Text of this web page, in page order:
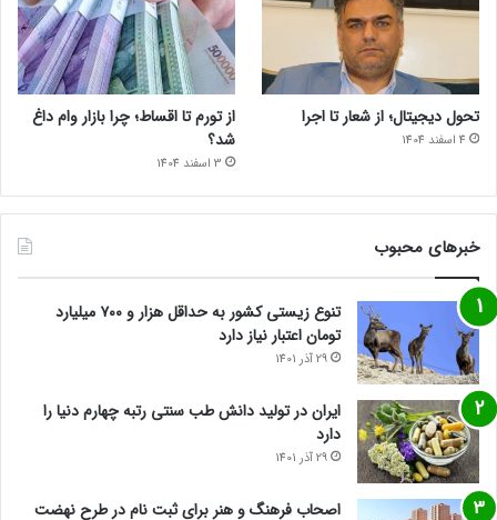
تحول دیجیتال؛ از شعار تا اجرا
4 اسفند 1404
از تورم تا اقساط؛ چرا بازار وام داغ
شد؟
3 اسفند 1404
خبرهای محبوب
تنوع زیستی کشور به حداقل هزار و ۷۰۰ میلیارد
تومان اعتبار نیاز دارد
29 آذر 1401
ایران در تولید دانش طب سنتی رتبه چهارم دنیا را
دارد
29 آذر 1401
اصحاب فرهنگ و هنر برای ثبت نام در طرح نهضت